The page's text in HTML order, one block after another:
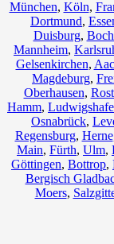
München, Köln,
Dortmund,
Duisburg,
Mannheim,
Gelsenkirchen,
Magdeburg,
Oberhausen,
Hamm,
Osnabrück,
Regensburg, Herne
Main, Fürth, Ulm,
Göttingen, Bottrop,
Bergisch
Moers,